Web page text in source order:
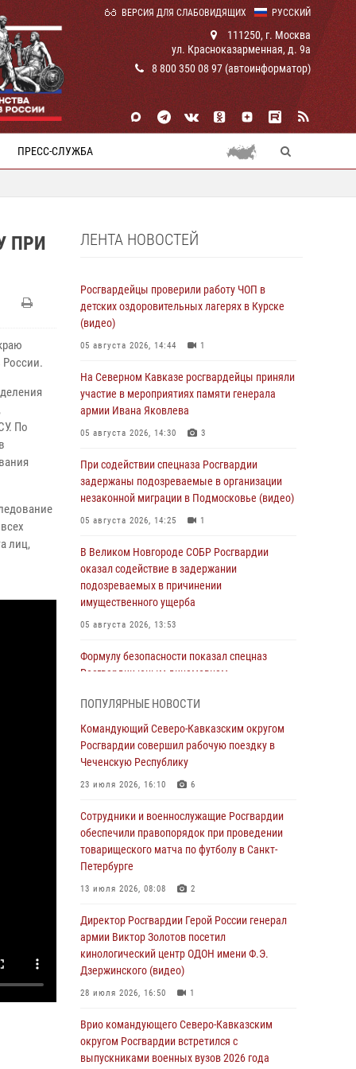
РУССКИЙ
ВЕРСИЯ ДЛЯ СЛАБОВИДЯЩИХ
111250, г. Москва
ул. Красноказарменная, д. 9а
8 800 350 08 97 (автоинформатор)
ПРЕСС-СЛУЖБА
ПРИ
По
лиц,
ЛЕНТА НОВОСТЕЙ
Росгвардейцы проверили работу ЧОП в
детских оздоровительных лагерях в Курске
(видео)
05 августа 2026, 14:44 1
На Северном Кавказе росгвардейцы приняли
участие в мероприятиях памяти генерала
армии Ивана Яковлева
05 августа 2026, 14:30 3
При содействии спецназа Росгвардии
задержаны подозреваемые в организации
незаконной миграции в Подмосковье (видео)
05 августа 2026, 14:25 1
В Великом Новгороде СОБР Росгвардии
оказал содействие в задержании
подозреваемых в причинении
имущественного ущерба
05 августа 2026, 13:53
Формулу безопасности показал спецназ
Росгвардии юным динамовцам
В столице росгвардейцы задержали мужчину,
устроившего дебош в букмекерской конторе
В Удмуртии при силовой поддержке спецназа
Росгвардии задержаны подозреваемые в
мошенничестве под видом оказания
оздоровительных услуг (видео)
В Москве дети сотрудников и
военнослужащих Росгвардии посетили
мастер-класс по художественной гимнастике
05 августа 2026, 13:00
Офицеры Росгвардии и ветераны войск
правопорядка почтили память генерала
армии Ивана Кирилловича Яковлева
ПОПУЛЯРНЫЕ НОВОСТИ
Командующий Северо-Кавказским округом
Росгвардии совершил рабочую поездку в
Чеченскую Республику
23 июля 2026, 16:10 6
Сотрудники и военнослужащие Росгвардии
обеспечили правопорядок при проведении
товарищеского матча по футболу в Санкт-
Петербурге
13 июля 2026, 08:08 2
Директор Росгвардии Герой России генерал
армии Виктор Золотов посетил
кинологический центр ОДОН имени Ф.Э.
Дзержинского (видео)
28 июля 2026, 16:50 1
Врио командующего Северо-Кавказским
округом Росгвардии встретился с
выпускниками военных вузов 2026 года